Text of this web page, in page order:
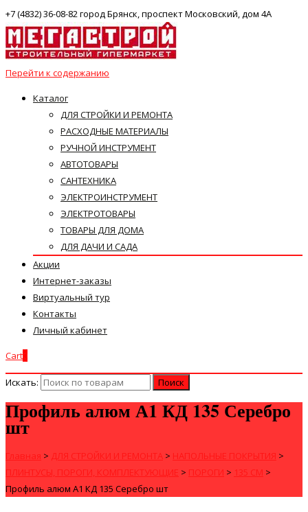
+7 (4832) 36-08-82 город Брянск, проспект Московский, дом 4А
Перейти к содержанию
Каталог
ДЛЯ СТРОЙКИ И РЕМОНТА
РАСХОДНЫЕ МАТЕРИАЛЫ
РУЧНОЙ ИНСТРУМЕНТ
АВТОТОВАРЫ
САНТЕХНИКА
ЭЛЕКТРОИНСТРУМЕНТ
ЭЛЕКТРОТОВАРЫ
ТОВАРЫ ДЛЯ ДОМА
ДЛЯ ДАЧИ И САДА
Акции
Интернет-заказы
Виртуальный тур
Контакты
Личный кабинет
Cart
Искать:
Профиль алюм А1 КД 135 Серебро
шт
Главная > ДЛЯ СТРОЙКИ И РЕМОНТА > НАПОЛЬНЫЕ ПОКРЫТИЯ >
ПЛИНТУСЫ, ПОРОГИ, КОМПЛЕКТУЮЩИЕ > ПОРОГИ > 135 СМ >
Профиль алюм А1 КД 135 Серебро шт